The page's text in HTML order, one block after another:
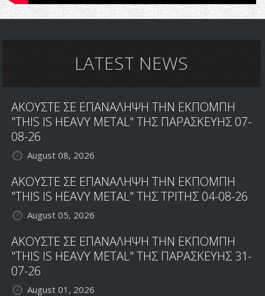
LATEST NEWS
ΑΚΟΥΣΤΕ ΣΕ ΕΠΑΝΑΛΗΨΗ ΤΗΝ ΕΚΠΟΜΠΗ
"THIS IS HEAVY METAL" ΤΗΣ ΠΑΡΑΣΚΕΥΗΣ 07-
08-26
August 08, 2026
ΑΚΟΥΣΤΕ ΣΕ ΕΠΑΝΑΛΗΨΗ ΤΗΝ ΕΚΠΟΜΠΗ
"THIS IS HEAVY METAL" ΤΗΣ ΤΡΙΤΗΣ 04-08-26
August 05, 2026
ΑΚΟΥΣΤΕ ΣΕ ΕΠΑΝΑΛΗΨΗ ΤΗΝ ΕΚΠΟΜΠΗ
"THIS IS HEAVY METAL" ΤΗΣ ΠΑΡΑΣΚΕΥΗΣ 31-
07-26
August 01, 2026